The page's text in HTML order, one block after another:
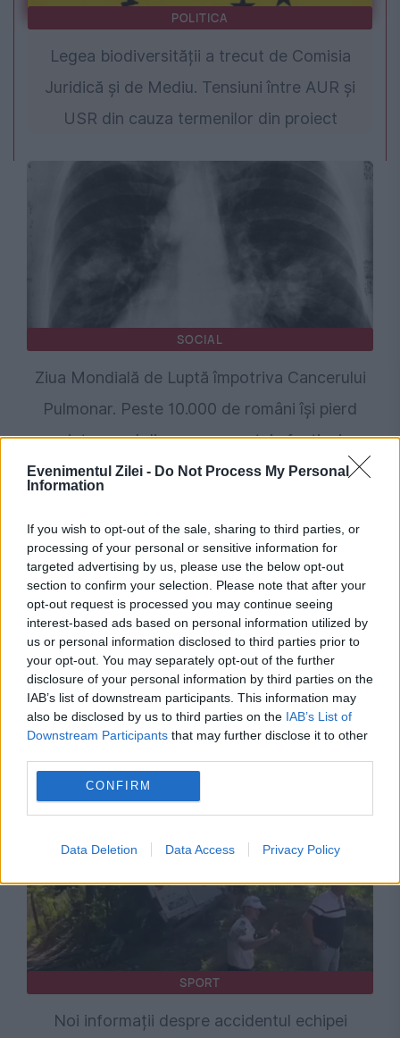
Evenimentul Zilei - Do Not Process My Personal
Information
If you wish to opt-out of the sale, sharing to third parties, or
processing of your personal or sensitive information for
targeted advertising by us, please use the below opt-out
section to confirm your selection. Please note that after your
opt-out request is processed you may continue seeing
interest-based ads based on personal information utilized by
us or personal information disclosed to third parties prior to
your opt-out. You may separately opt-out of the further
disclosure of your personal information by third parties on the
IAB’s list of downstream participants. This information may
also be disclosed by us to third parties on the IAB’s List of
Downstream Participants that may further disclose it to other
CONFIRM
Data Deletion Data Access Privacy Policy
POLITICA
Legea biodiversității a trecut de Comisia
Juridică și de Mediu. Tensiuni între AUR și
USR din cauza termenilor din proiect
SOCIAL
Ziua Mondială de Luptă împotriva Cancerului
Pulmonar. Peste 10.000 de români își pierd
viața anual din cauza acestei afecțiuni
SOCIAL
O boală care sfidează regulile biologiei:
Cancerul care se transmite de la un individ la
altul. Ce au descoperit cercetătorii
SPORT
Noi informații despre accidentul echipei